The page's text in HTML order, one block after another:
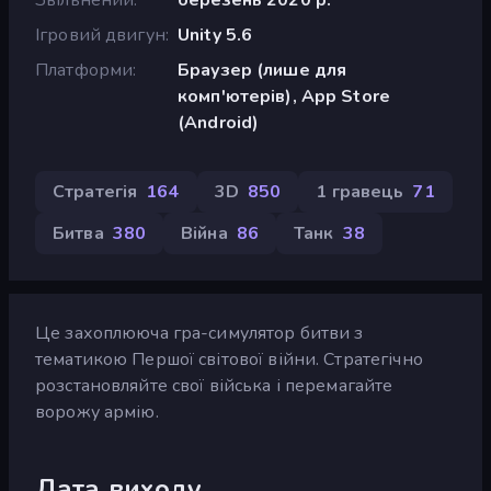
Ігровий двигун Unity 5.6
Платформи
Браузер (лише для
комп'ютерів), App Store
(Android)
Стратегія 164 3D 850 1 гравець 71
Битва 380 Війна 86 Танк 38
Це захоплююча гра-симулятор битви з
тематикою Першої світової війни. Стратегічно
розстановляйте свої війська і перемагайте
ворожу армію.